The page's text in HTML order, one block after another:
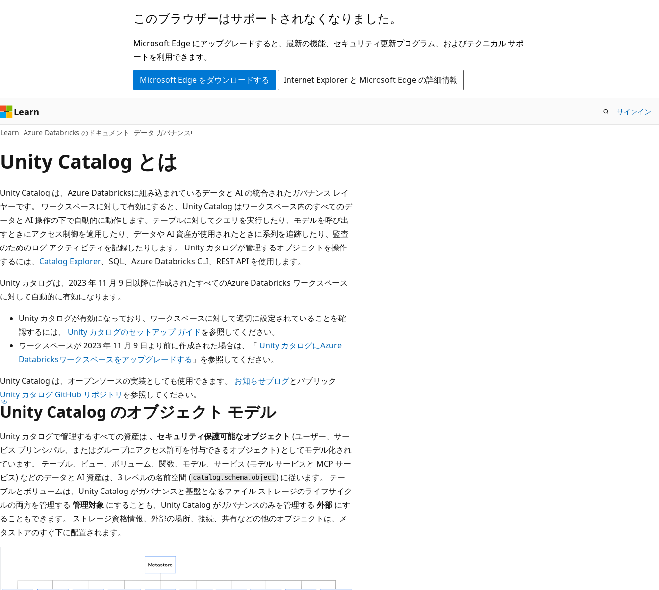
ン
ツ
に
ス
ッ
このブラウザーはサポートされなくなりました。
Microsoft Edge にアップグレードすると、最新の機能、セキュリティ更新プログラム、およびテクニカル サポ
ートを利用できます。
Microsoft Edge をダウンロードする Internet Explorer と Microsoft Edge の詳細情報
Learn サインイン
Learn Azure Databricks のドキュメント データ ガバナンス
Unity Catalog とは
Unity Catalog は、Azure Databricksに組み込まれているデータと AI の統合されたガバナンス レイ
ヤーです。 ワークスペースに対して有効にすると、Unity Catalog はワークスペース内のすべてのデ
ータと AI 操作の下で自動的に動作します。テーブルに対してクエリを実行したり、モデルを呼び出
すときにアクセス制御を適用したり、データや AI 資産が使用されたときに系列を追跡したり、監査
のためのログ アクティビティを記録したりします。 Unity カタログが管理するオブジェクトを操作
するには、 Catalog Explorer、SQL、Azure Databricks CLI、REST API を使用します。
Unity カタログは、2023 年 11 月 9 日以降に作成されたすべてのAzure Databricks ワークスペース
に対して自動的に有効になります。
Unity カタログが有効になっており、ワークスペースに対して適切に設定されていることを確
認するには、 Unity カタログのセットアップ ガイドを参照してください。
ワークスペースが 2023 年 11 月 9 日より前に作成された場合は、「 Unity カタログにAzure
Databricksワークスペースをアップグレードする 」を参照してください。
Unity Catalog は、オープンソースの実装としても使用できます。 お知らせブログとパブリック
Unity カタログ GitHub リポジトリ を参照してください。
Unity Catalog のオブジェクト モデル
Unity カタログで管理するすべての資産は 、セキュリティ保護可能なオブジェクト (ユーザー、サー
ビス プリンシパル、またはグループにアクセス許可を付与できるオブジェクト) としてモデル化され
ています。 テーブル、ビュー、ボリューム、関数、モデル、サービス (モデル サービスと MCP サー
ビス) などのデータと AI 資産は、3 レベルの名前空間 ( catalog.schema.object ) に従います。 テー
ブルとボリュームは、Unity Catalog がガバナンスと基盤となるファイル ストレージのライフサイク
ルの両方を管理する 管理対象 にすることも、Unity Catalog がガバナンスのみを管理する 外部 にす
ることもできます。 ストレージ資格情報、外部の場所、接続、共有などの他のオブジェクトは、メ
タストアのすぐ下に配置されます。